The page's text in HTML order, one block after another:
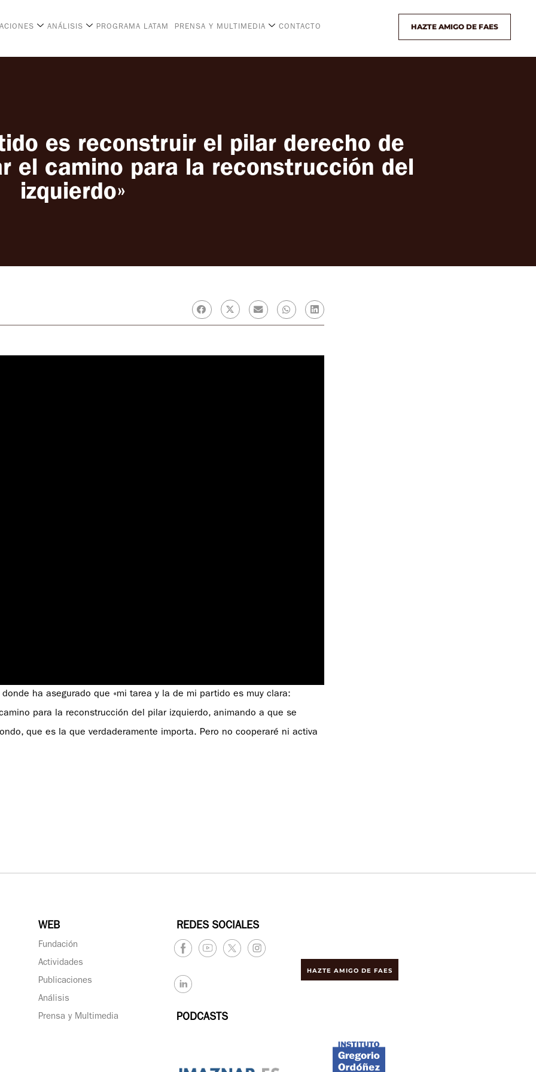
ANÁLISIS PROGRAMA LATAM PRENSA Y MULTIMEDIA CONTACTO HAZTE AMIGO DE FAES
es reconstruir el pilar derecho de
el camino para la reconstrucción del
izquierdo»
ha asegurado que «mi tarea y la de mi partido es muy clara:
para la reconstrucción del pilar izquierdo, animando a que se
que es la que verdaderamente importa. Pero no cooperaré ni activa
WEB
Fundación
Actividades
Publicaciones
Análisis
Prensa y Multimedia
REDES SOCIALES
PODCASTS
HAZTE AMIGO DE FAES